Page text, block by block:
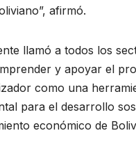
afirmó.
llamó a todos los
y apoyar el
como una
para el desarrollo
económico de